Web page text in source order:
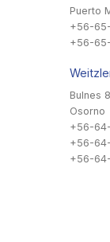
Puerto
+56-
+56-
Bulnes
Osorno
+56-
+56-
+56-